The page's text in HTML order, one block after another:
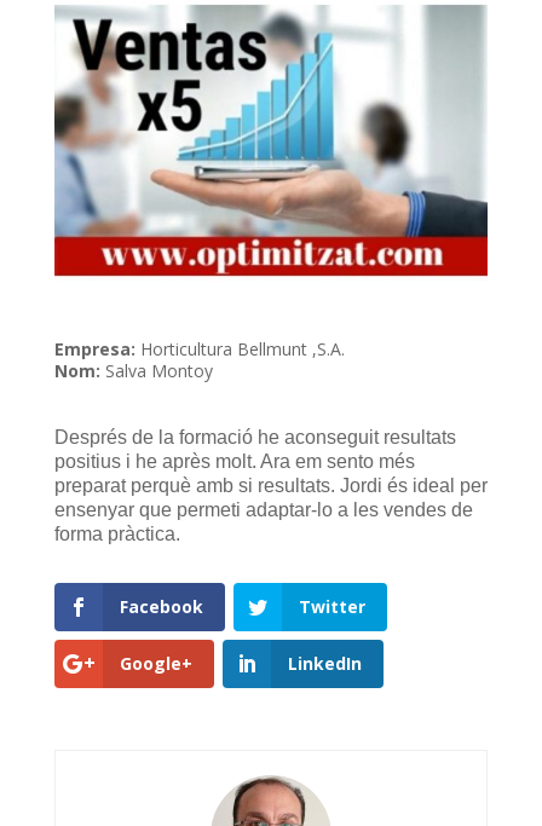
Empresa: Horticultura Bellmunt ,S.A.
Nom: Salva Montoy
Després de la formació he aconseguit resultats
positius i he après molt. Ara em sento més
preparat perquè amb si resultats. Jordi és ideal per
ensenyar que permeti adaptar-lo a les vendes de
forma pràctica.
Facebook Twitter
Google+ LinkedIn